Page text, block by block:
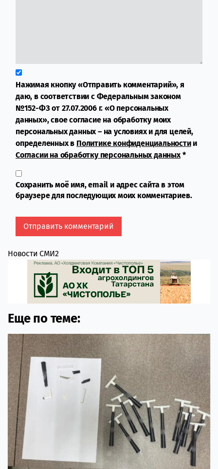
Нажимая кнопку «Отправить комментарий», я
даю, в соответствии с Федеральным законом
№152-ФЗ от 27.07.2006 г. «О персональных
данных», свое согласие на обработку моих
персональных данных – на условиях и для целей,
определенных в Политике конфиденциальностии
Согласии на обработку персональных данных*
Сохранить моё имя, email и адрес сайта в этом
браузере для последующих моих комментариев.
Новости СМИ2
Еще по теме: